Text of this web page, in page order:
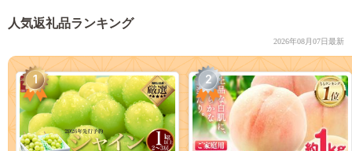
人気返礼品ランキング
2026年08月07日最新
1 2